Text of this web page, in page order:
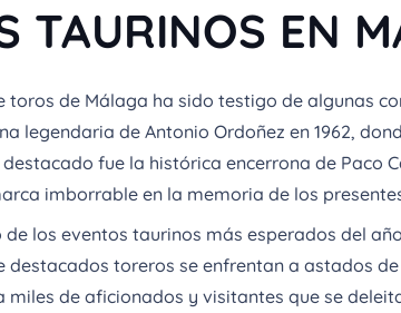
TAURINOS EN
toros de Málaga ha sido testigo de algunas
legendaria de Antonio Ordoñez en 1962,
fue la histórica encerrona de Paco
imborrable en la memoria de los
de los eventos taurinos más esperados del
toreros se enfrentan a astados
de aficionados y visitantes que se